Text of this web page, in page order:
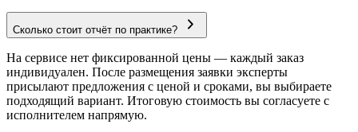
Сколько стоит отчёт по практике?
На сервисе нет фиксированной цены — каждый заказ
индивидуален. После размещения заявки эксперты
присылают предложения с ценой и сроками, вы выбираете
подходящий вариант. Итоговую стоимость вы согласуете с
исполнителем напрямую.